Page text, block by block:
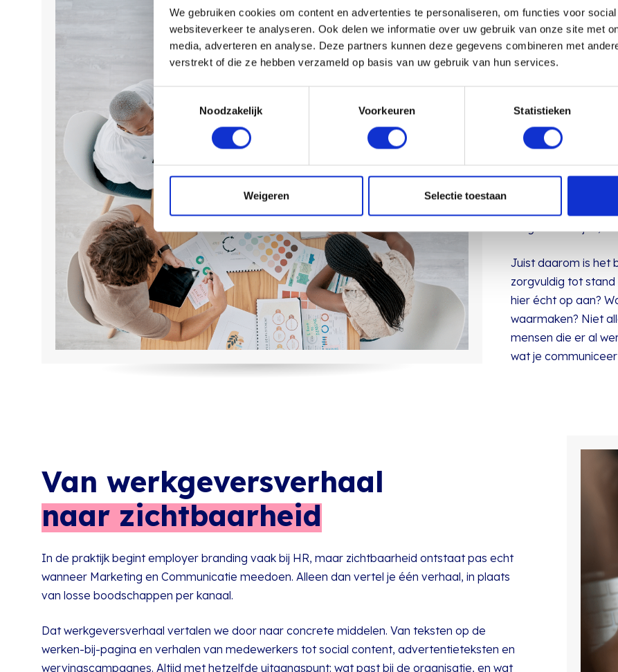
We gebruiken cookies om content en advertenties te personaliseren, om functies voor
websiteverkeer te analyseren. Ook delen we informatie over uw gebruik van onze site met
media, adverteren en analyse. Deze partners kunnen deze gegevens combineren met
verstrekt of die ze hebben verzameld op basis van uw gebruik van hun services.
Noodzakelijk
Voorkeuren Statistieken
Weigeren Selectie toestaan
Bij Olifant Media
Want uiteindelijk
vertellen, zichtbaar
iets heel anders
Employer
andersom. Zonder
campagnes die
zorgt voor twijfel,
Juist daarom is het
zorgvuldig tot
hier écht op aan?
waarmaken? Niet
mensen die er al
wat je
Van werkgeversverhaal
naar zichtbaarheid
In de praktijk begint employer branding vaak bij HR, maar zichtbaarheid ontstaat pas echt
wanneer Marketing en Communicatie meedoen. Alleen dan vertel je één verhaal, in plaats
van losse boodschappen per kanaal.
Dat werkgeversverhaal vertalen we door naar concrete middelen. Van teksten op de
werken-bij-pagina en verhalen van medewerkers tot social content, advertentieteksten en
wervingscampagnes. Altijd met hetzelfde uitgangspunt: wat past bij de organisatie, en wat